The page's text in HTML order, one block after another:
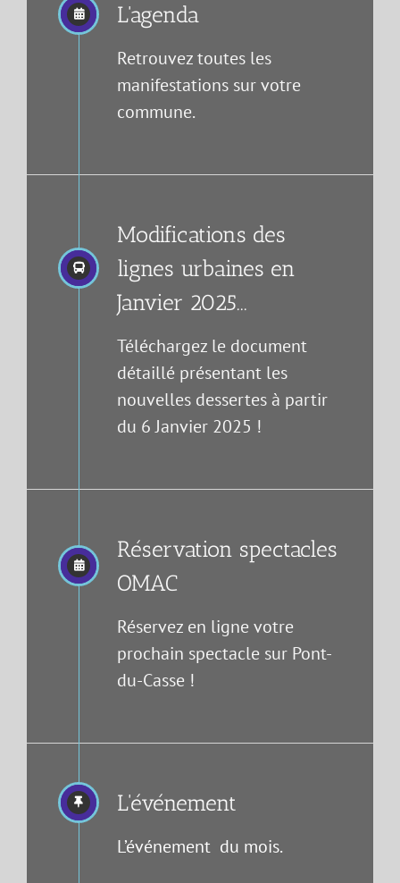
L'agenda
Retrouvez toutes les
manifestations sur votre
commune.
Modifications des
lignes urbaines en
Janvier 2025...
Téléchargez le document
détaillé présentant les
nouvelles dessertes à partir
du 6 Janvier 2025 !
Réservation spectacles
OMAC
Réservez en ligne votre
prochain spectacle sur Pont-
du-Casse !
L'événement
L’événement du mois.